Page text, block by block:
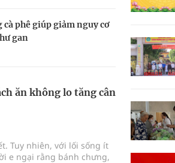
cà phê giúp giảm nguy cơ
gan
ăn không lo tăng cân
Tuy nhiên, với lối sống ít
e ngại rằng bánh chưng,